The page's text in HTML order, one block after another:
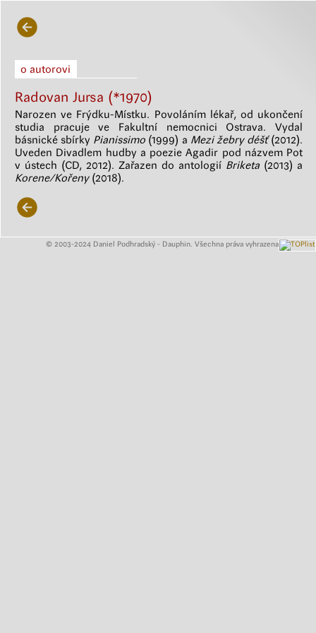
o autorovi
Radovan Jursa (*1970)
Narozen ve Frýdku-Místku. Povoláním lékař, od ukončení
studia pracuje ve Fakultní nemocnici Ostrava. Vydal
básnické sbírky Pianissimo (1999) a Mezi žebry déšť(2012).
Uveden Divadlem hudby a poezie Agadir pod názvem Pot
v ústech (CD, 2012). Zařazen do antologií Briketa (2013) a
Korene/Kořeny(2018).
© 2003-2024 Daniel Podhradský - Dauphin. Všechna práva vyhrazena